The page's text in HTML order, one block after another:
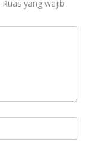
Ruas yang wajib